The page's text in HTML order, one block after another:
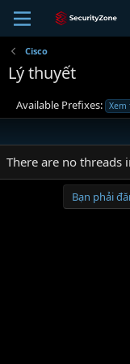
Cisco
Lý thuyết
Available Prefixes: Xem
There are no threads
Bạn phải